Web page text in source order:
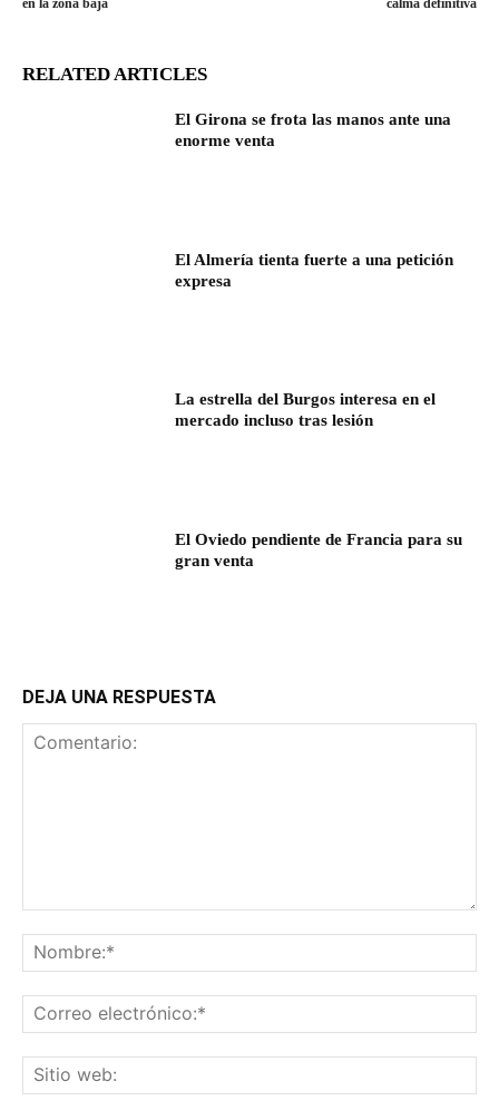
en la zona baja calma definitiva
RELATED ARTICLES
El Girona se frota las manos ante una
enorme venta
El Almería tienta fuerte a una petición
expresa
La estrella del Burgos interesa en el
mercado incluso tras lesión
El Oviedo pendiente de Francia para su
gran venta
DEJA UNA RESPUESTA